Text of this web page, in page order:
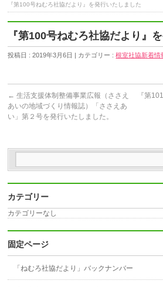
『第100号ねむろ社協だより』を発行いたしました
『第100号ねむろ社協だより』
投稿日 : 2019年3月6日 | カテゴリー :根室社協新着情
← 生活支援体制整備事業広報（ささえ
あいの地域づくり情報誌）「ささえあ
い」第２号を発行いたしました。
『第
カテゴリー
カテゴリーなし
固定ページ
「ねむろ社協だより」バックナンバー